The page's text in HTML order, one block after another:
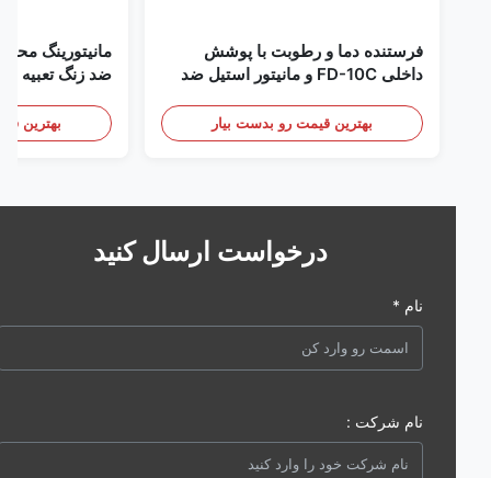
فرستنده دما و رطوبت با پوشش
داخلی FD-10C و مانیتور استیل ضد
بهترین قیمت رو بدست بیار
مانیتورینگ محیطی
بهترین قیمت
درخواست ارسال کنید
نام شرکت :